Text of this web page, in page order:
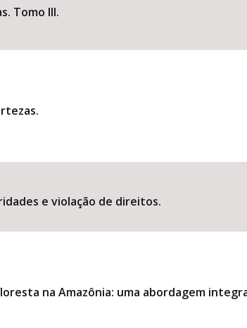
Tomo III.
e violação de direitos.
na Amazônia: uma abordagem